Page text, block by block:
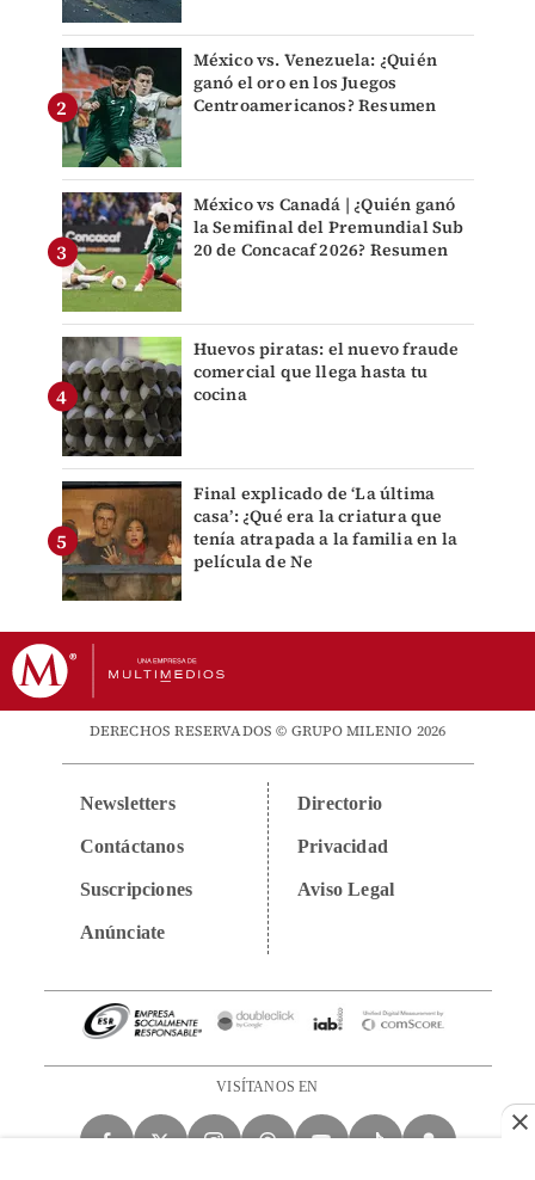
México vs. Venezuela: ¿Quién
ganó el oro en los Juegos
Centroamericanos? Resumen
México vs Canadá | ¿Quién ganó
la Semifinal del Premundial Sub
20 de Concacaf 2026? Resumen
Huevos piratas: el nuevo fraude
comercial que llega hasta tu
cocina
Final explicado de ‘La última
casa’: ¿Qué era la criatura que
tenía atrapada a la familia en la
película de Ne
DERECHOS RESERVADOS © GRUPO MILENIO 2026
Newsletters
Contáctanos
Suscripciones
Anúnciate
Directorio
Privacidad
Aviso Legal
VISÍTANOS EN